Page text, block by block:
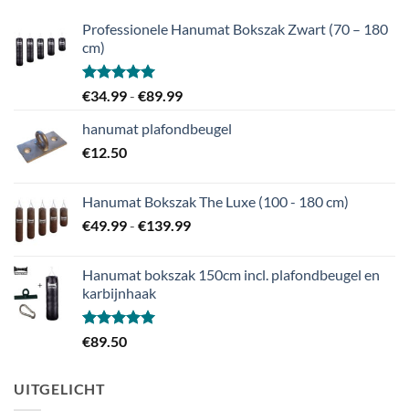
Professionele Hanumat Bokszak Zwart (70 – 180
cm)
Gewaardeerd
€34.99- €89.99Prijsklasse:
tot
hanumat plafondbeugel
€12.50
Hanumat Bokszak The Luxe (100 - 180 cm)
€49.99- €139.99Prijsklasse:
€139.99
Hanumat bokszak 150cm incl. plafondbeugel en
karbijnhaak
Gewaardeerd
€89.50
UITGELICHT